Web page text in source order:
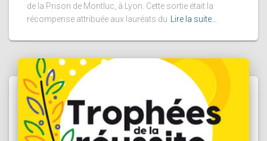
de la Prison de Montluc, à Lyon. Cette sortie était la
récompense attribuée aux lauréats du
Lire la suite…